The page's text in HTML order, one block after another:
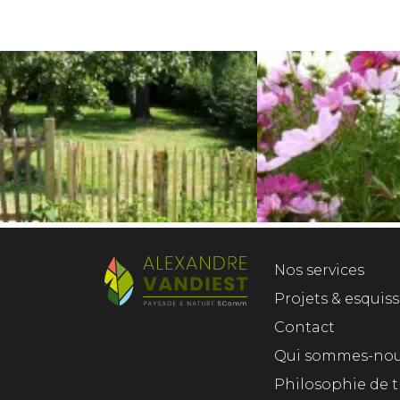
Nos services
Projets &
Contact
Qui sommes-
Philosophie de